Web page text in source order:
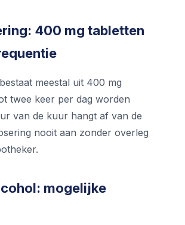
400 mg tabletten
meestal uit 400 mg
twee keer per dag worden
van de kuur hangt af van de
nooit aan zonder overleg
mogelijke